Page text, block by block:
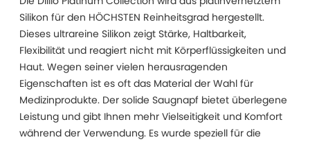
Silikon für den HÖCHSTEN Reinheitsgrad hergestellt.
Dieses ultrareine Silikon zeigt Stärke, Haltbarkeit,
Flexibilität und reagiert nicht mit Körperflüssigkeiten und
Haut. Wegen seiner vielen herausragenden
Eigenschaften ist es oft das Material der Wahl für
Medizinprodukte. Der solide Saugnapf bietet überlegene
Leistung und gibt Ihnen mehr Vielseitigkeit und Komfort
während der Verwendung. Es wurde speziell für die